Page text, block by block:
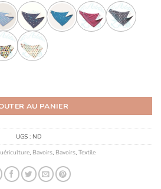
blanc
AU PANIER
UGS : ND
, Bavoirs, Bavoirs, Textile